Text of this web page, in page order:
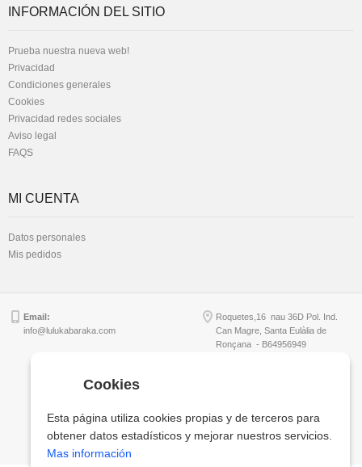
INFORMACIÓN DEL SITIO
Prueba nuestra nueva web!
Privacidad
Condiciones generales
Cookies
Privacidad redes sociales
Aviso legal
FAQS
MI CUENTA
Datos personales
Mis pedidos
Email:
info@lulukabaraka.com
Roquetes,16 nau 36D Pol. Ind.
Can Magre, Santa Eulàlia de
Ronçana - B64956949
Cookies
Esta página utiliza cookies propias y de terceros para
obtener datos estadísticos y mejorar nuestros servicios.
Mas información